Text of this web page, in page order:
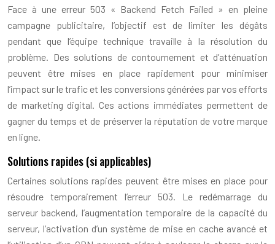
Face à une erreur 503 « Backend Fetch Failed » en pleine
campagne publicitaire, l’objectif est de limiter les dégâts
pendant que l’équipe technique travaille à la résolution du
problème. Des solutions de contournement et d’atténuation
peuvent être mises en place rapidement pour minimiser
l’impact sur le trafic et les conversions générées par vos efforts
de marketing digital. Ces actions immédiates permettent de
gagner du temps et de préserver la réputation de votre marque
en ligne.
Solutions rapides (si applicables)
Certaines solutions rapides peuvent être mises en place pour
résoudre temporairement l’erreur 503. Le redémarrage du
serveur backend, l’augmentation temporaire de la capacité du
serveur, l’activation d’un système de mise en cache avancé et